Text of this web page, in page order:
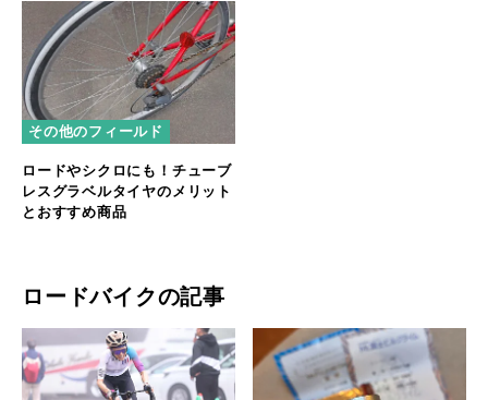
その他のフィールド
ロードやシクロにも！チューブ
レスグラベルタイヤのメリット
とおすすめ商品
ロードバイクの記事